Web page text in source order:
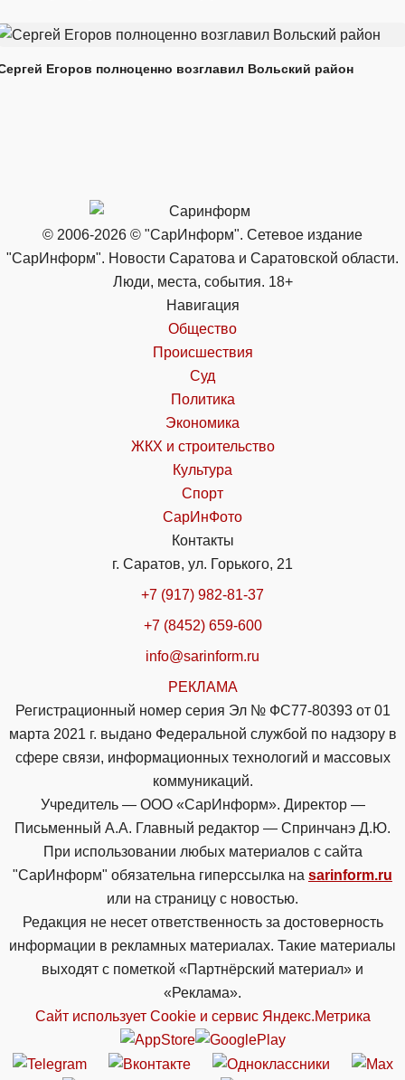
Егоров полноценно возглавил Вольский район
© 2006-2026 © "СарИнформ". Сетевое издание
"СарИнформ". Новости Саратова и Саратовской области.
Люди, места, события. 18+
Навигация
Общество
Происшествия
Суд
Политика
Экономика
ЖКХ и строительство
Культура
Спорт
СарИнФото
Контакты
г. Саратов, ул. Горького, 21
+7 (917) 982-81-37
+7 (8452) 659-600
info@sarinform.ru
РЕКЛАМА
Регистрационный номер серия Эл № ФС77-80393 от 01
марта 2021 г. выдано Федеральной службой по надзору в
сфере связи, информационных технологий и массовых
коммуникаций.
Учредитель — ООО «СарИнформ». Директор —
Письменный А.А. Главный редактор — Спринчанэ Д.Ю.
При использовании любых материалов с сайта
"СарИнформ" обязательна гиперссылка на sarinform.ru
или на страницу с новостью.
Редакция не несет ответственность за достоверность
информации в рекламных материалах. Такие материалы
выходят с пометкой «Партнёрский материал» и
«Реклама».
Сайт использует Cookie и сервиc Яндекс.Метрика